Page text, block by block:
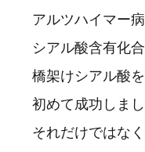
アルツハイマー
シアル酸含有化
橋架けシアル酸
初めて成功しまし
それだけではな